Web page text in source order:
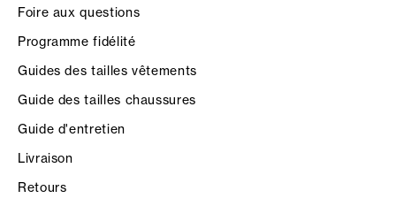
Foire aux questions
Programme fidélité
Guides des tailles vêtements
Guide des tailles chaussures
Guide d'entretien
Livraison
Retours